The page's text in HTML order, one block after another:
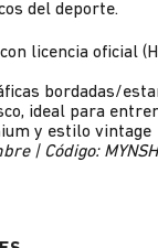
del deporte.
licencia oficial
bordadas/
ideal para
y estilo vintage
| Código: